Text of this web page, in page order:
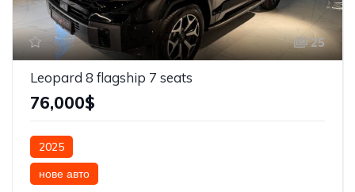
25
Leopard 8 flagship 7 seats
76,000$
2025
нове авто